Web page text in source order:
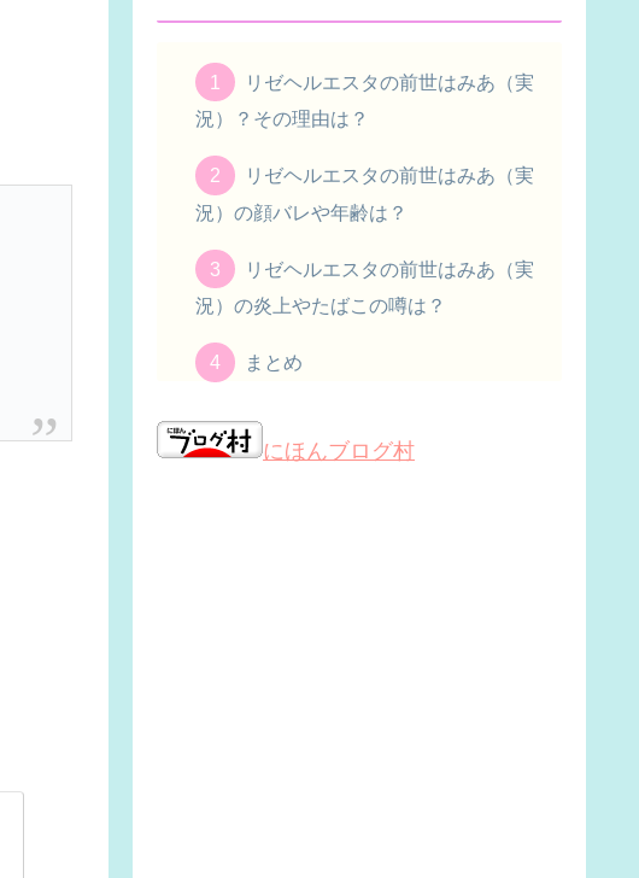
リゼヘルエスタの前世はみあ（実
況）？その理由は？
リゼヘルエスタの前世はみあ（実
況）の顔バレや年齢は？
リゼヘルエスタの前世はみあ（実
況）の炎上やたばこの噂は？
まとめ
にほんブログ村